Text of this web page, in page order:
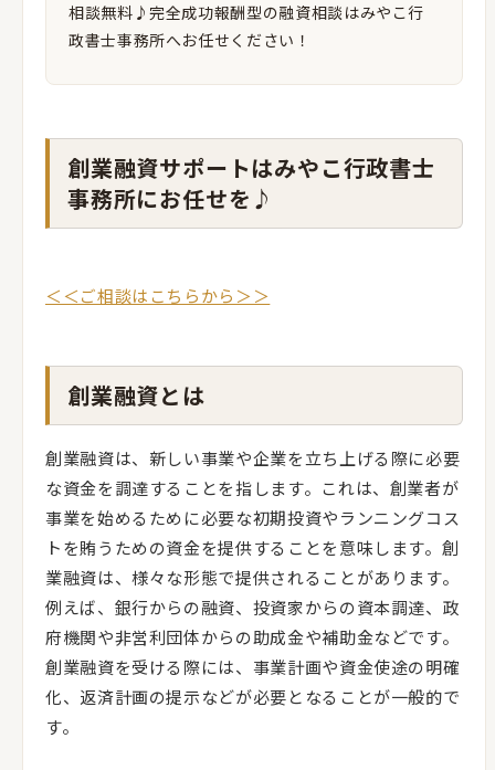
相談無料♪完全成功報酬型の融資相談はみやこ行
政書士事務所へお任せください！
創業融資サポートはみやこ行政書士
事務所にお任せを♪
＜＜ご相談はこちらから＞＞
創業融資とは
創業融資は、新しい事業や企業を立ち上げる際に必要
な資金を調達することを指します。これは、創業者が
事業を始めるために必要な初期投資やランニングコス
トを賄うための資金を提供することを意味します。創
業融資は、様々な形態で提供されることがあります。
例えば、銀行からの融資、投資家からの資本調達、政
府機関や非営利団体からの助成金や補助金などです。
創業融資を受ける際には、事業計画や資金使途の明確
化、返済計画の提示などが必要となることが一般的で
す。